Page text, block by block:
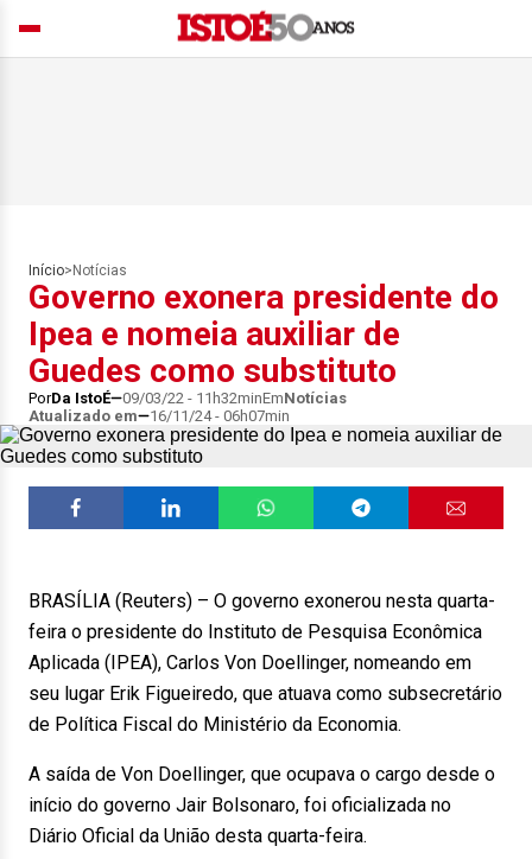
Início> Notícias
Governo exonera presidente do
Ipea e nomeia auxiliar de
Guedes como substituto
PorDa IstoÉ 09/03/22 - 11h32minEmNotícias
Atualizado em
16/11/24 - 06h07min
BRASÍLIA (Reuters) – O governo exonerou nesta quarta-
feira o presidente do Instituto de Pesquisa Econômica
Aplicada (IPEA), Carlos Von Doellinger, nomeando em
seu lugar Erik Figueiredo, que atuava como subsecretário
de Política Fiscal do Ministério da Economia.
A saída de Von Doellinger, que ocupava o cargo desde o
início do governo Jair Bolsonaro, foi oficializada no
Diário Oficial da União desta quarta-feira.